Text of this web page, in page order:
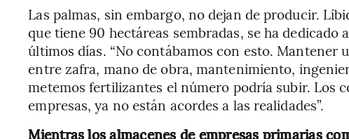
Las palmas, sin embargo, no dejan de producir.
que tiene 90 hectáreas sembradas, se ha dedicado
últimos días. “No contábamos con esto. Mantener
entre zafra, mano de obra, mantenimiento,
metemos fertilizantes el número podría subir. Los
empresas, ya no están acordes a las realidades”.
Mientras los almacenes de empresas primarias